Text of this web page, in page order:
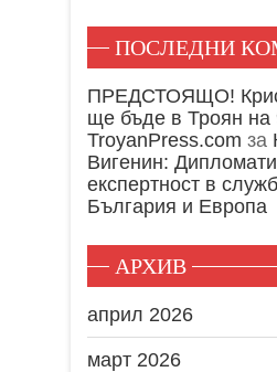
ПОСЛЕДНИ
ПРЕДСТОЯЩО!
ще бъде в Троян на
TroyanPress.com за
Вигенин:
експертност в
България и Европа
АРХИВ
април 2026
март 2026